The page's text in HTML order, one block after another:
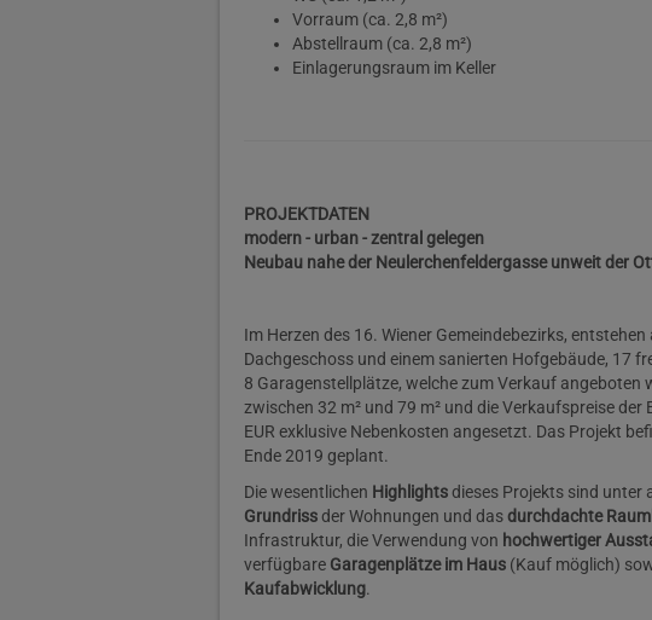
Vorraum (ca. 2,8 m²)
Abstellraum (ca. 2,8 m²)
Einlagerungsraum im Keller
PROJEKTDATEN
modern - urban - zentral gelegen
Neubau nahe der Neulerchenfeldergasse unweit der
Im Herzen des 16. Wiener Gemeindebezirks,
Dachgeschoss und einem sanierten Hofgebäude, 17
8 Garagenstellplätze, welche zum Verkauf angeboten
zwischen 32 m² und 79 m² und die Verkaufspreise
EUR exklusive Nebenkosten angesetzt. Das Projekt
Ende 2019 geplant.
Die wesentlichen Highlightsdieses Projekts sind unter
Grundrissder Wohnungen und dasdurchdachte
Infrastruktur, die Verwendung von hochwertiger
verfügbare Garagenplätze im Haus (Kauf möglich)
Kaufabwicklung.